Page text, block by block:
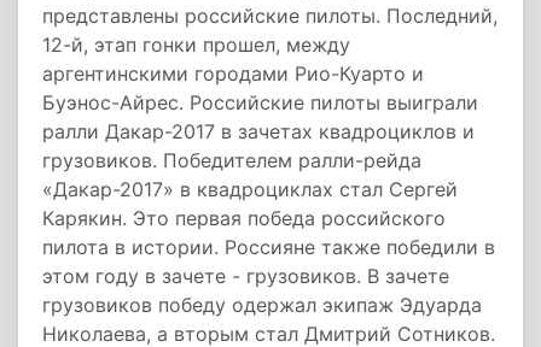
представлены российские пилоты. Последний,
12-й, этап гонки прошел, между
аргентинскими городами Рио-Куарто и
Буэнос-Айрес. Российские пилоты выиграли
ралли Дакар-2017 в зачетах квадроциклов и
грузовиков. Победителем ралли-рейда
«Дакар-2017» в квадроциклах стал Сергей
Карякин. Это первая победа российского
пилота в истории. Россияне также победили в
этом году в зачете - грузовиков. В зачете
грузовиков победу одержал экипаж Эдуарда
Николаева, а вторым стал Дмитрий Сотников.